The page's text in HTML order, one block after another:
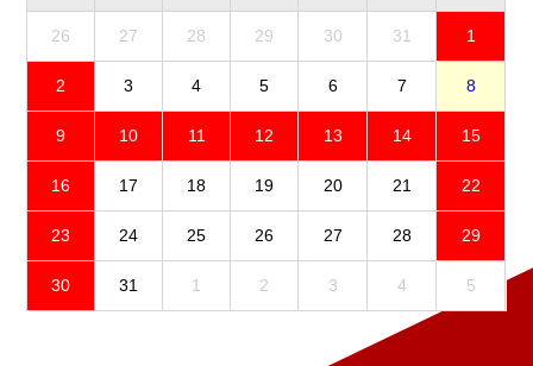
26 27 28 29 30 31 1
2 3 4 5 6 7 8
9 10 11 12 13 14 15
16 17 18 19 20 21 22
23 24 25 26 27 28 29
30 31 1 2 3 4 5